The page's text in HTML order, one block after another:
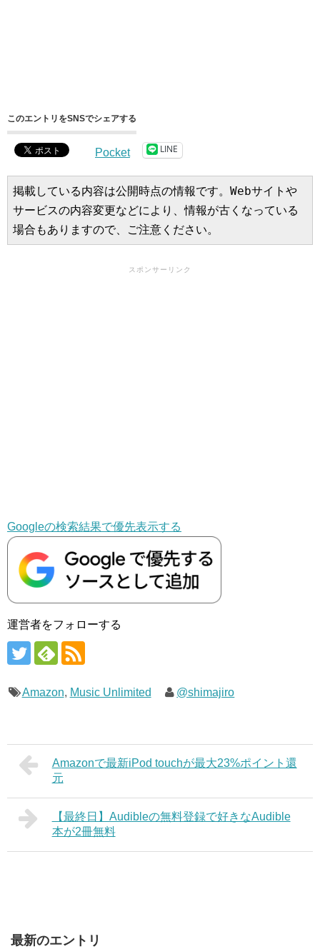
このエントリをSNSでシェアする
Pocket LINE
掲載している内容は公開時点の情報です。Webサイトや
サービスの内容変更などにより、情報が古くなっている
場合もありますので、ご注意ください。
スポンサーリンク
Googleの検索結果で優先表示する
運営者をフォローする
Amazon, Music Unlimited @shimajiro
Amazonで最新iPod touchが最大23%ポイント還
元
【最終日】Audibleの無料登録で好きなAudible
本が2冊無料
最新のエントリ